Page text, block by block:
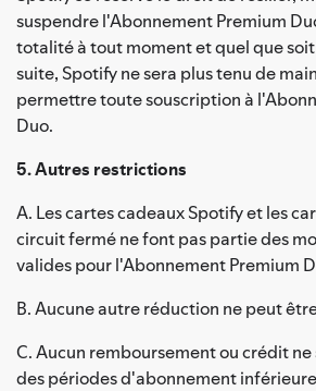
suspendre l'Abonnement Premium
totalité à tout moment et quel que
suite, Spotify ne sera plus tenu de
permettre toute souscription à
Duo.
5. Autres restrictions
A. Les cartes cadeaux Spotify et les
circuit fermé ne font pas partie des
valides pour l'Abonnement Premium
B. Aucune autre réduction ne peut
C. Aucun remboursement ou crédit
des périodes d'abonnement